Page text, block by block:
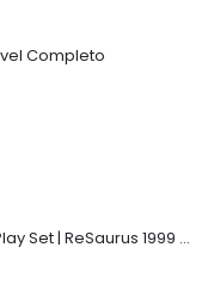
Completo
Speed Racer Mach 5 Play Set | ReSaurus 1999 | Meteoro